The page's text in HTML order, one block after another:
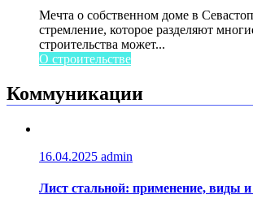
Мечта о собственном доме в
стремление, которое разделяют
строительства может...
О строительстве
Коммуникации
16.04.2025 admin
Лист стальной: применение, виды